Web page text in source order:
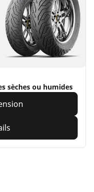
sèches ou humides